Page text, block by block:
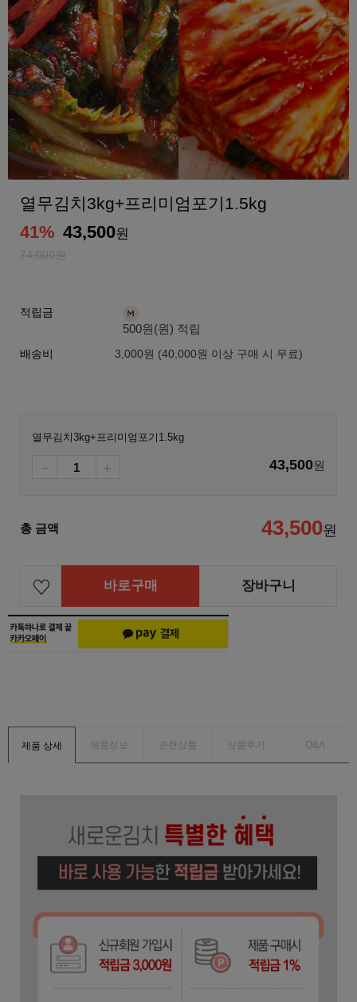
열무김치3kg+프리미엄포기1.5kg
41% 43,500원
74,000원
적립금
500원(원) 적립
배송비 3,000원 (40,000원 이상 구매 시 무료)
열무김치3kg+프리미엄포기1.5kg
43,500원
총 금액 43,500원
바로구매 장바구니
제품 상세 제품정보 관련상품 상품후기 Q&A